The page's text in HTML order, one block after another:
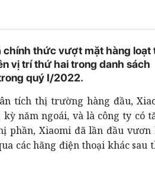
chính thức vượt mặt hàng loạt
vị trí thứ hai trong danh sách
quý I/2022.
tích thị trường hàng đầu,
năm ngoái, và là công ty có
phần, Xiaomi đã lần đầu vươn
các hãng điện thoại khác sau